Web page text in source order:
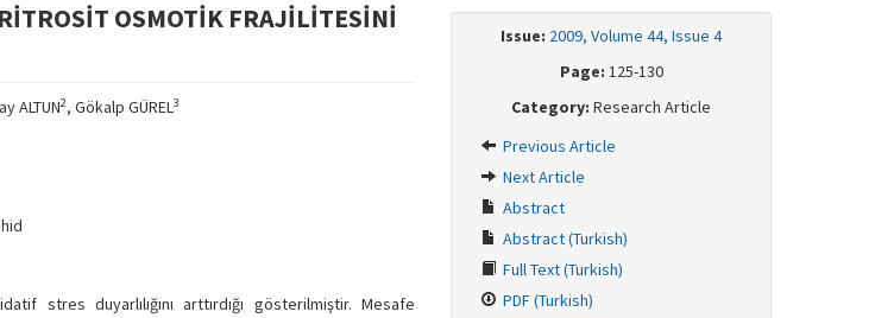
OSMOTİK FRAJİLİTESİNİ
ALTUN2, Gökalp GÜREL3
stres duyarlılığını arttırdığı gösterilmiştir. Mesafe
Issue: 2009, Volume 44, Issue 4
Page: 125-130
Category: Research Article
Previous Article
Next Article
Abstract
Abstract (Turkish)
Full Text (Turkish)
PDF (Turkish)